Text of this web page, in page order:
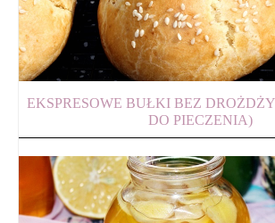
EKSPRESOWE BUŁKI BEZ
DO PIECZENIA)